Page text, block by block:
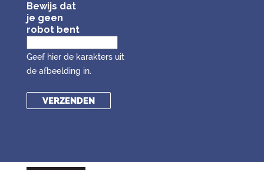
Bewijs dat
je geen
robot bent
Geef hier de karakters uit
de afbeelding in.